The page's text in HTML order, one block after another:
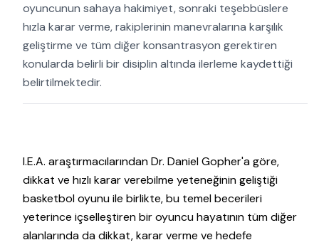
oyuncunun sahaya hakimiyet, sonraki teşebbüslere
hızla karar verme, rakiplerinin manevralarına karşılık
geliştirme ve tüm diğer konsantrasyon gerektiren
konularda belirli bir disiplin altında ilerleme kaydettiği
belirtilmektedir.
I.E.A. araştırmacılarından Dr. Daniel Gopher'a göre,
dikkat ve hızlı karar verebilme yeteneğinin geliştiği
basketbol oyunu ile birlikte, bu temel becerileri
yeterince içselleştiren bir oyuncu hayatının tüm diğer
alanlarında da dikkat, karar verme ve hedefe